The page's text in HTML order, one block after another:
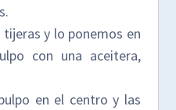
y lo ponemos en
con una aceitera,
en el centro y las